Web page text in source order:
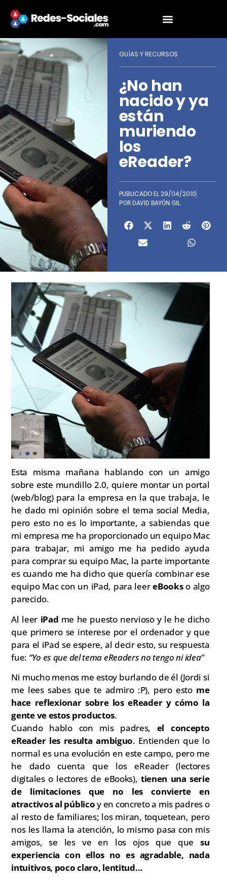
GUÍAS Y RECURSOS
¿No han
nacido y ya
están
muriendo
los
eReader?
PUBLICADO EL29/04/2010
POR DAVID BAYÓN GIL
Esta misma mañana hablando con un amigo
sobre este mundillo 2.0, quiere montar un portal
(web/blog) para la empresa en la que trabaja, le
he dado mi opinión sobre el tema social Media,
pero esto no es lo importante, a sabiendas que
mi empresa me ha proporcionado un equipo Mac
para trabajar, mi amigo me ha pedido ayuda
para comprar su equipo Mac, la parte importante
es cuando me ha dicho que quería combinar ese
equipo Mac con un iPad, para leereBookso algo
parecido.
Al leer iPad me he puesto nervioso y le he dicho
que primero se interese por el ordenador y que
para el iPad se espere, al decir esto, su respuesta
fue: “Yo es que del tema eReaders no tengo ni idea”
Ni mucho menos me estoy burlando de él (Jordi si
me lees sabes que te admiro :P), pero estome
hace reflexionar sobre los eReader y cómo la
gente ve estos productos.
Cuando hablo con mis padres, el concepto
eReader les resulta ambiguo. Entienden que lo
normal es una evolución en este campo, pero me
he dado cuenta que los eReader (lectores
digitales o lectores de eBooks), tienen una serie
de limitaciones que no les convierte en
atractivos al públicoy en concreto a mis padres o
al resto de familiares; los miran, toquetean, pero
nos les llama la atención, lo mismo pasa con mis
amigos, se les ve en los ojos que quesu
experiencia con ellos no es agradable, nada
intuitivos, poco claro, lentitud…